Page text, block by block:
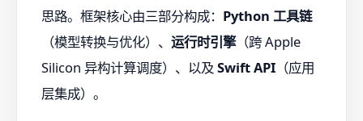
思路。框架核心由三部分构成： Python 工具链
（模型转换与优化）、 运行时引擎（跨 Apple
Silicon 异构计算调度）、以及 Swift API （应用
层集成）。